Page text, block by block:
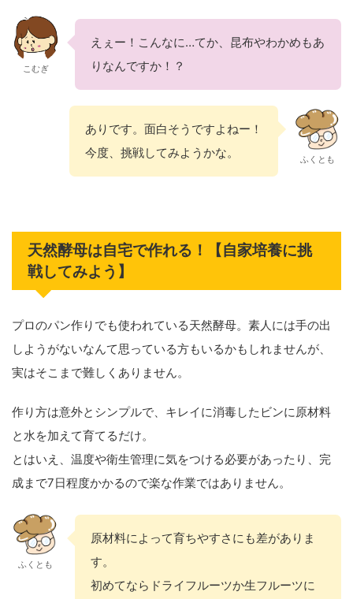
こむぎ
えぇー！こんなに…てか、昆布やわかめもあ
りなんですか！？
ありです。面白そうですよねー！
今度、挑戦してみようかな。
ふくとも
天然酵母は自宅で作れる！【自家培養に挑
戦してみよう】
プロのパン作りでも使われている天然酵母。素人には手の出
しようがないなんて思っている方もいるかもしれませんが、
実はそこまで難しくありません。
作り方は意外とシンプルで、キレイに消毒したビンに原材料
と水を加えて育てるだけ。
とはいえ、温度や衛生管理に気をつける必要があったり、完
成まで7日程度かかるので楽な作業ではありません。
ふくとも
原材料によって育ちやすさにも差がありま
す。
初めてならドライフルーツか生フルーツに